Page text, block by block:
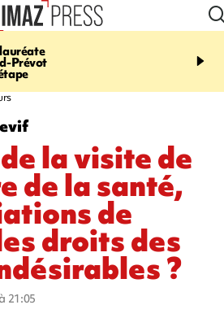
Prévot
20:17
routière, concours de
la visite de
de la santé,
de
droits des
?
21:05